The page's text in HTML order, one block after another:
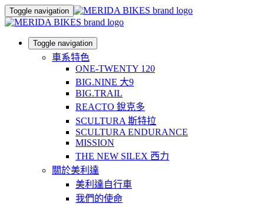
Toggle navigation
Toggle navigation
車系特色
ONE-TWENTY 120
BIG.NINE 大9
BIG.TRAIL
REACTO 銳克多
SCULTURA 斯特拉
SCULTURA ENDURANCE
MISSION
THE NEW SILEX 西力
關於美利達
美利達自行車
我們的使命